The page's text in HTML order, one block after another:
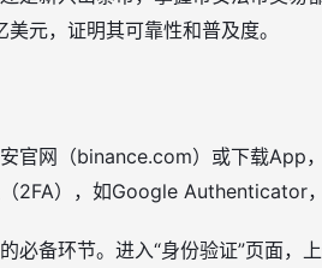
元，证明其可靠性和普及度。
官网（binance.com）或下载App
2FA），如Google Authenticator，
必备环节。进入“身份验证”页面，